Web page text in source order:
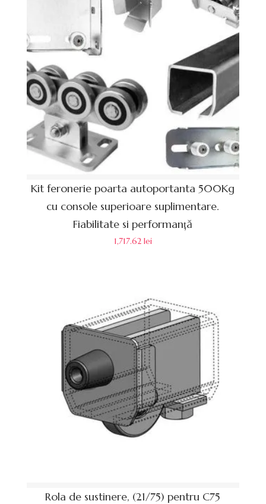
Kit feronerie poarta autoportanta 500Kg
cu console superioare suplimentare.
Fiabilitate si performanță
1,717.62 lei
Rola de sustinere, (21/75) pentru C75